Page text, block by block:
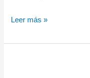
«Tierra
de
Leer más »